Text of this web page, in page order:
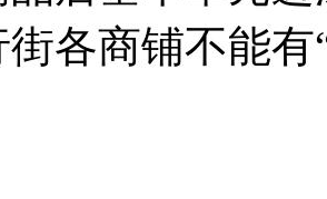
各商铺不能有